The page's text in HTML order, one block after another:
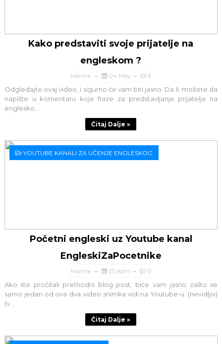
Kako predstaviti svoje prijatelje na
engleskom ?
Marina 04 May 3
Odgledajte ovaj video, i sigurno će vam biti jasno. Da li možete da
napište u komentaru koje fraze za predstavljanje prijatelja na
englesko...
Čitaj Dalje »
YOUTUBE KANALI ZA UČENJE ENGLESKOG
Početni engleski uz Youtube kanal
EngleskiZaPocetnike
Marina 25 April 0
Ako ste pročitali prethodni blog post, biće vam jasno zašto se
samo jedan od ova dva video snimka vidi na Youtube-u. (nevidljiv)
(v...
Čitaj Dalje »